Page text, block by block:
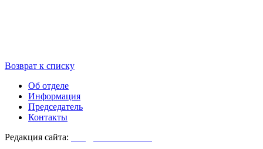
Возврат к списку
Об отделе
Информация
Председатель
Контакты
Редакция сайта: